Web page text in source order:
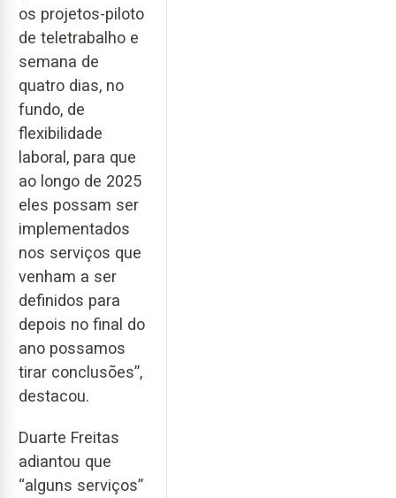
os projetos-piloto
de teletrabalho e
semana de
quatro dias, no
fundo, de
flexibilidade
laboral, para que
ao longo de 2025
eles possam ser
implementados
nos serviços que
venham a ser
definidos para
depois no final do
ano possamos
tirar conclusões”,
destacou.
Duarte Freitas
adiantou que
“alguns serviços”